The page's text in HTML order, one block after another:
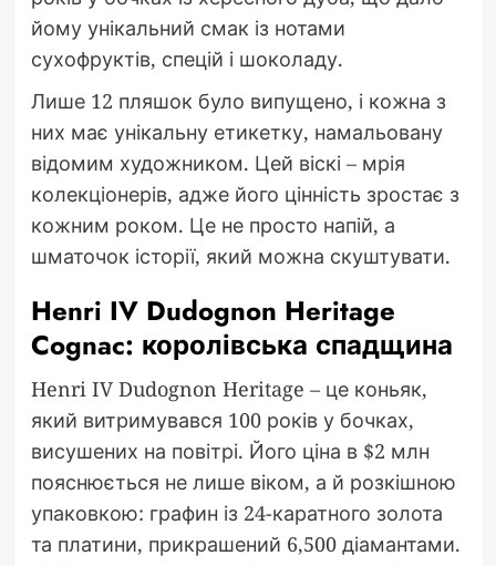
йому унікальний смак із нотами
сухофруктів, спецій і шоколаду.
Лише 12 пляшок було випущено, і кожна з
них має унікальну етикетку, намальовану
відомим художником. Цей віскі – мрія
колекціонерів, адже його цінність зростає з
кожним роком. Це не просто напій, а
шматочок історії, який можна скуштувати.
Henri IV Dudognon Heritage
Cognac: королівська спадщина
Henri IV Dudognon Heritage – це коньяк,
який витримувався 100 років у бочках,
висушених на повітрі. Його ціна в $2 млн
пояснюється не лише віком, а й розкішною
упаковкою: графин із 24-каратного золота
та платини, прикрашений 6,500 діамантами.